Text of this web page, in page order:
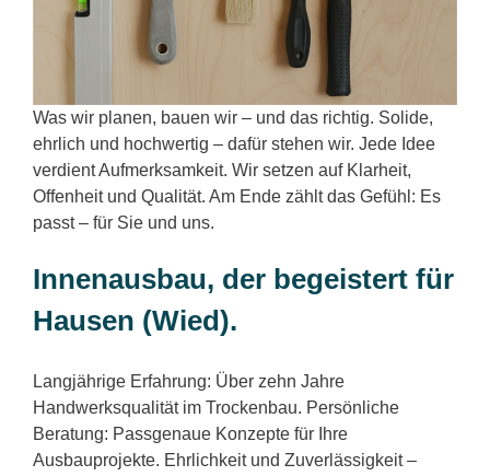
Was wir planen, bauen wir – und das richtig. Solide,
ehrlich und hochwertig – dafür stehen wir. Jede Idee
verdient Aufmerksamkeit. Wir setzen auf Klarheit,
Offenheit und Qualität. Am Ende zählt das Gefühl: Es
passt – für Sie und uns.
Innenausbau, der begeistert für
Hausen (Wied).
Langjährige Erfahrung: Über zehn Jahre
Handwerksqualität im Trockenbau. Persönliche
Beratung: Passgenaue Konzepte für Ihre
Ausbauprojekte. Ehrlichkeit und Zuverlässigkeit –